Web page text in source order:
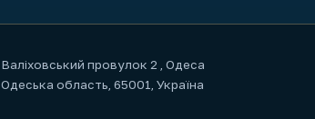
Валіховський провулок 2
, Одеса
Одеська область, 65001, Україна